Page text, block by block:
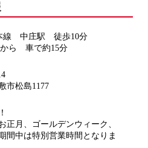
線 中庄駅 徒歩10分
から 車で約15分
市松島1177
正月、ゴールデンウィーク、
間中は特別営業時間となりま